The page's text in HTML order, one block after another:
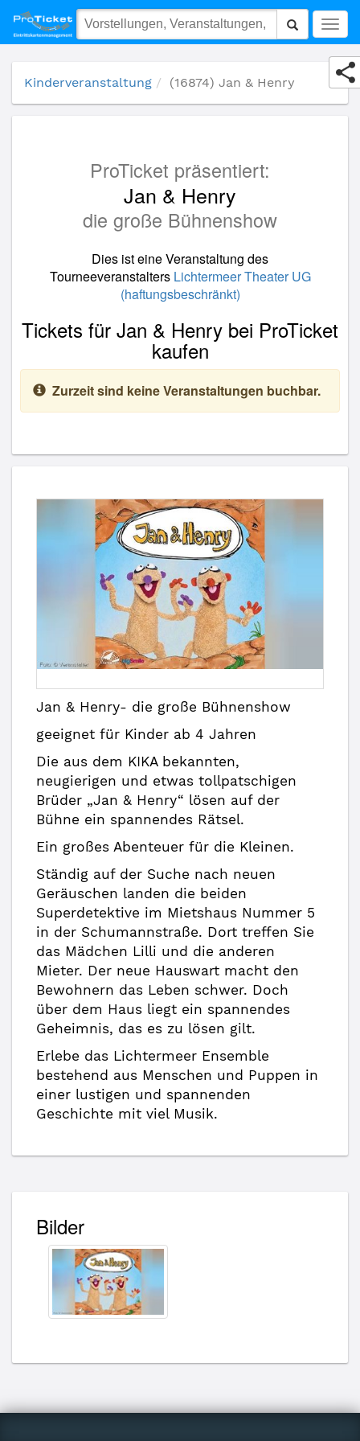
(16874) Jan & Henry
Kinderveranstaltung (16874) Jan & Henry
ProTicket präsentiert:
Jan & Henry
die große Bühnenshow
Dies ist eine Veranstaltung des
Tourneeveranstalters Lichtermeer Theater UG
(haftungsbeschränkt)
Tickets für Jan & Henry bei ProTicket
kaufen
Zurzeit sind keine Veranstaltungen buchbar.
Jan & Henry- die große Bühnenshow
geeignet für Kinder ab 4 Jahren
Die aus dem KIKA bekannten,
neugierigen und etwas tollpatschigen
Brüder „Jan & Henry“ lösen auf der
Bühne ein spannendes Rätsel.
Ein großes Abenteuer für die Kleinen.
Ständig auf der Suche nach neuen
Geräuschen landen die beiden
Superdetektive im Mietshaus Nummer 5
in der Schumannstraße. Dort treffen Sie
das Mädchen Lilli und die anderen
Mieter. Der neue Hauswart macht den
Bewohnern das Leben schwer. Doch
über dem Haus liegt ein spannendes
Geheimnis, das es zu lösen gilt.
Erlebe das Lichtermeer Ensemble
bestehend aus Menschen und Puppen in
einer lustigen und spannenden
Geschichte mit viel Musik.
Bilder